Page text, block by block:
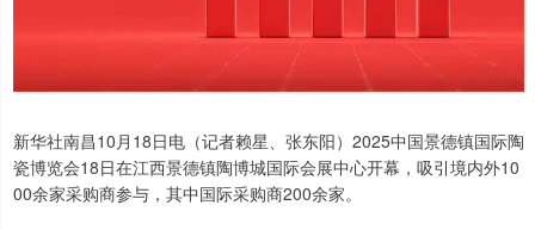
新华社南昌10月18日电（记者赖星、张东阳）2025中国景德镇国际陶
瓷博览会18日在江西景德镇陶博城国际会展中心开幕，吸引境内外10
00余家采购商参与，其中国际采购商200余家。